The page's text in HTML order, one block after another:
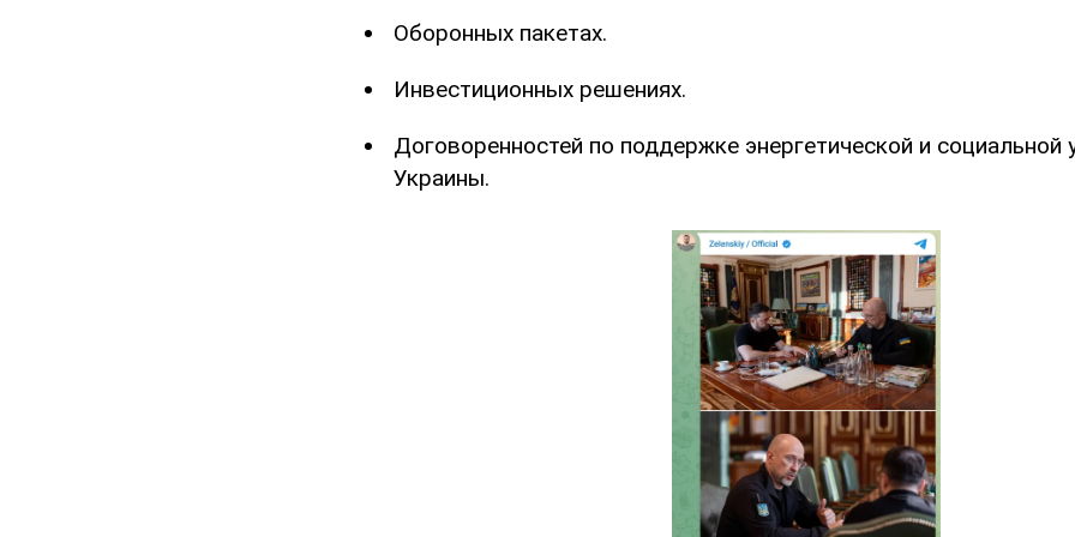
Оборонных пакетах.
Инвестиционных решениях.
Договоренностей по поддержке энергетической и социальной
Украины.